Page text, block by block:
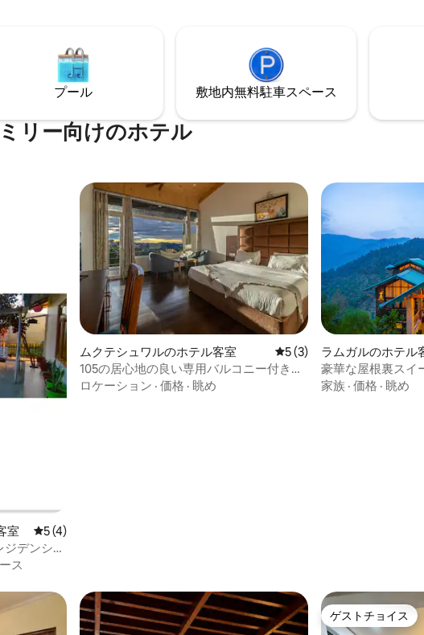
雰囲気。
ム1室をご用意し
プール 敷地内無料駐⁠車ス⁠ペ⁠ー⁠ス
リー向⁠け⁠のホ⁠テ⁠ル
室 レビュー4件、5つ星中5つ星の平均評価
5 (4)
デンシャ
ス
ムクテシュワルのホテル客室 レビュー3件、5つ星中5つ
5 (3)
105の居心地の良い専用バルコニー付きの
お部屋（専用バスルーム付き）
ロケーション · 価格 · 眺め
ラムガルのホテル
豪華な屋根裏スイ
ニタルを満喫
家族 · 価格 · 眺め
ゲストチョイス
ゲストチョイス